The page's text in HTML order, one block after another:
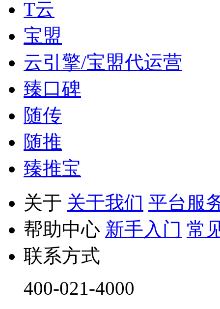
T云
宝盟
云引擎/宝盟代运营
臻口碑
随传
随推
臻推宝
关于 关于我们 平台服
帮助中心 新手入门 常
联系方式
400-021-4000